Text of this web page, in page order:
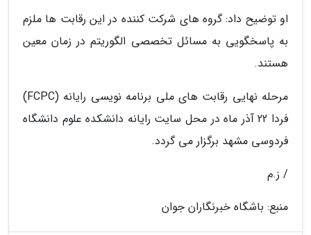
او توضیح داد: گروه های شرکت کننده در این رقابت ها ملزم
به پاسخگویی به مسائل تخصصی الگوریتم در زمان معین
هستند.
مرحله نهایی رقابت های ملی برنامه نویسی رایانه (FCPC)
فردا 22 آذر ماه در محل سایت رایانه دانشکده علوم دانشگاه
فردوسی مشهد برگزار می گردد.
/ ز.م
منبع: باشگاه خبرنگاران جوان